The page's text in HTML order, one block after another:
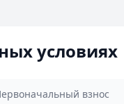
условиях
взнос